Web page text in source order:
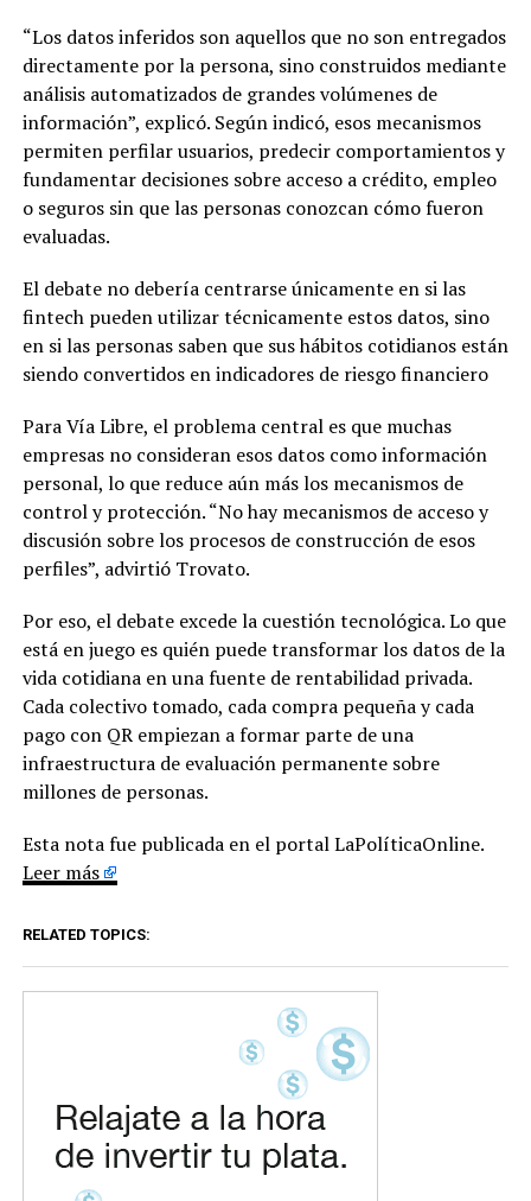
“Los datos inferidos son aquellos que no son entregados
directamente por la persona, sino construidos mediante
análisis automatizados de grandes volúmenes de
información”, explicó. Según indicó, esos mecanismos
permiten perfilar usuarios, predecir comportamientos y
fundamentar decisiones sobre acceso a crédito, empleo
o seguros sin que las personas conozcan cómo fueron
evaluadas.
El debate no debería centrarse únicamente en si las
fintech pueden utilizar técnicamente estos datos, sino
en si las personas saben que sus hábitos cotidianos están
siendo convertidos en indicadores de riesgo financiero
Para Vía Libre, el problema central es que muchas
empresas no consideran esos datos como información
personal, lo que reduce aún más los mecanismos de
control y protección. “No hay mecanismos de acceso y
discusión sobre los procesos de construcción de esos
perfiles”, advirtió Trovato.
Por eso, el debate excede la cuestión tecnológica. Lo que
está en juego es quién puede transformar los datos de la
vida cotidiana en una fuente de rentabilidad privada.
Cada colectivo tomado, cada compra pequeña y cada
pago con QR empiezan a formar parte de una
infraestructura de evaluación permanente sobre
millones de personas.
Esta nota fue publicada en el portal LaPolíticaOnline.
Leer más
RELATED TOPICS: